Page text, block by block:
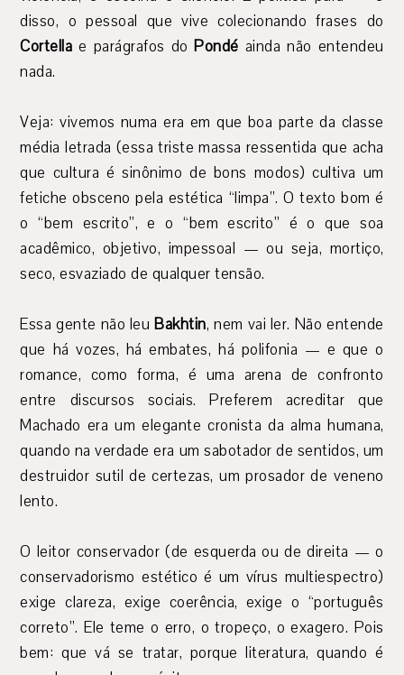
disso, o pessoal que vive colecionando frases do
Cortella e parágrafos doPondé ainda não entendeu
nada.
Veja: vivemos numa era em que boa parte da classe
média letrada (essa triste massa ressentida que acha
que cultura é sinônimo de bons modos) cultiva um
fetiche obsceno pela estética “limpa”. O texto bom é
o “bem escrito”, e o “bem escrito” é o que soa
acadêmico, objetivo, impessoal — ou seja, mortiço,
seco, esvaziado de qualquer tensão.
Essa gente não leuBakhtin, nem vai ler. Não entende
que há vozes, há embates, há polifonia — e que o
romance, como forma, é uma arena de confronto
entre discursos sociais. Preferem acreditar que
Machado era um elegante cronista da alma humana,
quando na verdade era um sabotador de sentidos, um
destruidor sutil de certezas, um prosador de veneno
lento.
O leitor conservador (de esquerda ou de direita — o
conservadorismo estético é um vírus multiespectro)
exige clareza, exige coerência, exige o “português
correto”. Ele teme o erro, o tropeço, o exagero. Pois
bem: que vá se tratar, porque literatura, quando é